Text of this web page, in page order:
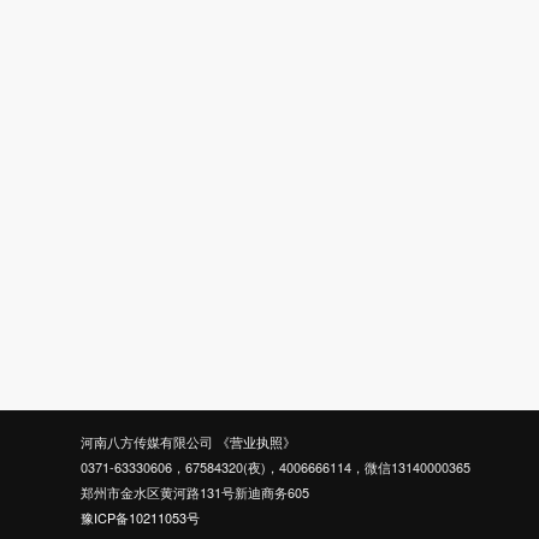
河南八方传媒有限公司
《营业执照》
0371-63330606，67584320(夜)，4006666114，微信13140000365
郑州市金水区黄河路131号新迪商务605
豫ICP备10211053号